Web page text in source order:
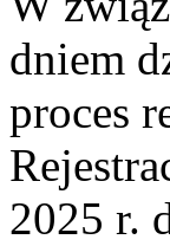
dniem
proces
2025 r.